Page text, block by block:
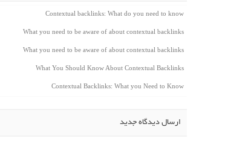
Contextual backlinks: What do you need to know
What you need to be aware of about contextual backlinks
What you need to be aware of about contextual backlinks
What You Should Know About Contextual Backlinks
Contextual Backlinks: What you Need to Know
ارسال دیدگاه جدید